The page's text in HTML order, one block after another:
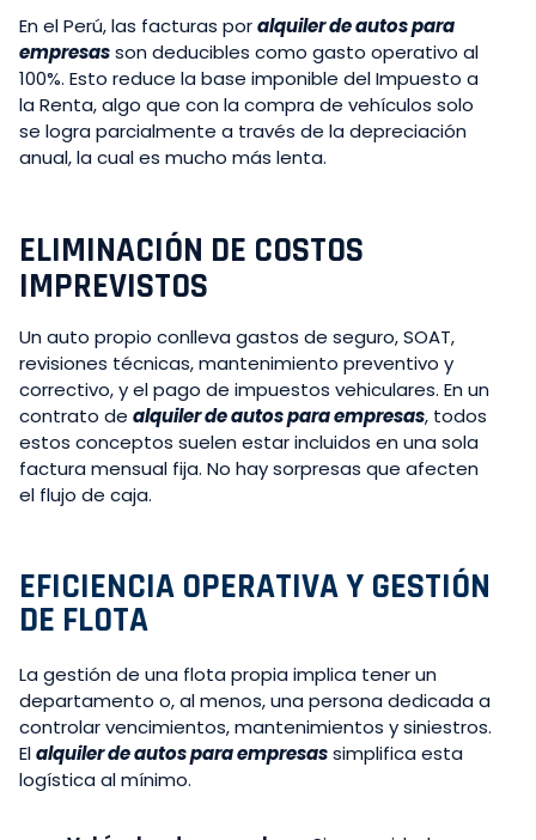
En el Perú, las facturas poralquiler de autos para
empresasson deducibles como gasto operativo al
100%. Esto reduce la base imponible del Impuesto a
la Renta, algo que con la compra de vehículos solo
se logra parcialmente a través de la depreciación
anual, la cual es mucho más lenta.
ELIMINACIÓN DE COSTOS
IMPREVISTOS
Un auto propio conlleva gastos de seguro, SOAT,
revisiones técnicas, mantenimiento preventivo y
correctivo, y el pago de impuestos vehiculares. En un
contrato de alquiler de autos para empresas, todos
estos conceptos suelen estar incluidos en una sola
factura mensual fija. No hay sorpresas que afecten
el flujo de caja.
EFICIENCIA OPERATIVA Y GESTIÓN
DE FLOTA
La gestión de una flota propia implica tener un
departamento o, al menos, una persona dedicada a
controlar vencimientos, mantenimientos y siniestros.
Elalquiler de autos para empresassimplifica esta
logística al mínimo.